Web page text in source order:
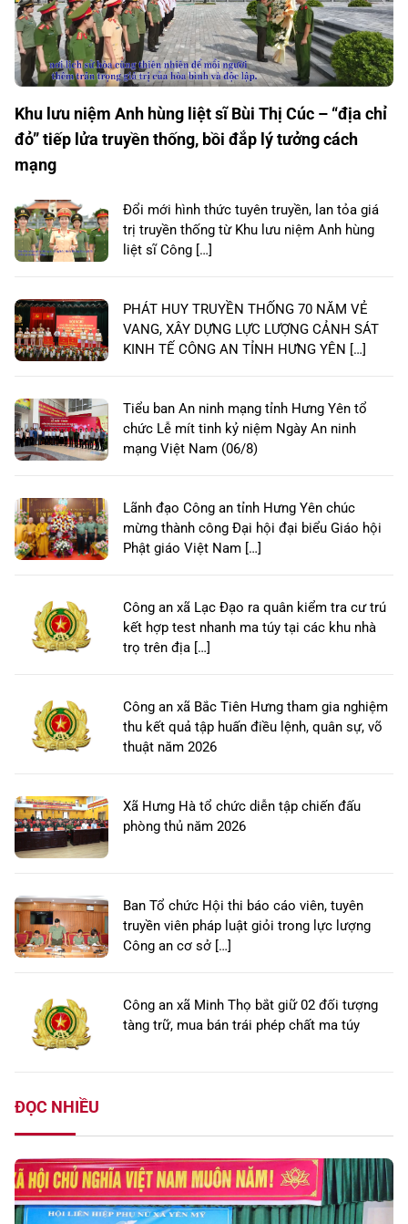
Khu lưu niệm Anh hùng liệt sĩ Bùi Thị Cúc – “địa chỉ
đỏ” tiếp lửa truyền thống, bồi đắp lý tưởng cách
mạng
Đổi mới hình thức tuyên truyền, lan tỏa giá
trị truyền thống từ Khu lưu niệm Anh hùng
liệt sĩ Công […]
PHÁT HUY TRUYỀN THỐNG 70 NĂM VẺ
VANG, XÂY DỰNG LỰC LƯỢNG CẢNH SÁT
KINH TẾ CÔNG AN TỈNH HƯNG YÊN […]
Tiểu ban An ninh mạng tỉnh Hưng Yên tổ
chức Lễ mít tinh kỷ niệm Ngày An ninh
mạng Việt Nam (06/8)
Lãnh đạo Công an tỉnh Hưng Yên chúc
mừng thành công Đại hội đại biểu Giáo hội
Phật giáo Việt Nam […]
Công an xã Lạc Đạo ra quân kiểm tra cư trú
kết hợp test nhanh ma túy tại các khu nhà
trọ trên địa […]
Công an xã Bắc Tiên Hưng tham gia nghiệm
thu kết quả tập huấn điều lệnh, quân sự, võ
thuật năm 2026
Xã Hưng Hà tổ chức diễn tập chiến đấu
phòng thủ năm 2026
Ban Tổ chức Hội thi báo cáo viên, tuyên
truyền viên pháp luật giỏi trong lực lượng
Công an cơ sở […]
Công an xã Minh Thọ bắt giữ 02 đối tượng
tàng trữ, mua bán trái phép chất ma túy
ĐỌC NHIỀU